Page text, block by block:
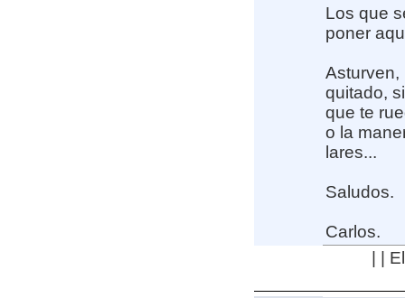
Los que
poner
Asturven,
quitado,
que te
o la
lares...
Saludos.
Carlos.
| |